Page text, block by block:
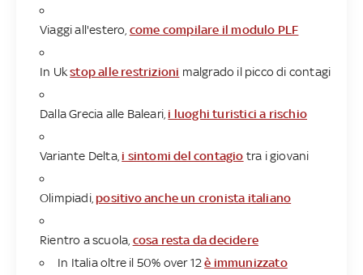
Viaggi all'estero, come compilare il modulo PLF
In Ukstop alle restrizioni malgrado il picco di contagi
Dalla Grecia alle Baleari, i luoghi turistici a rischio
Variante Delta, i sintomi del contagio tra i giovani
Olimpiadi, positivo anche un cronista italiano
Rientro a scuola, cosa resta da decidere
In Italia oltre il 50% over 12è immunizzato